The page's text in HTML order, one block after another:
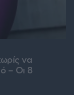
να
– Οι 8